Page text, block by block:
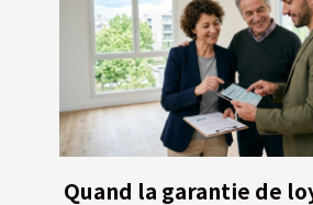
Quand la garantie de